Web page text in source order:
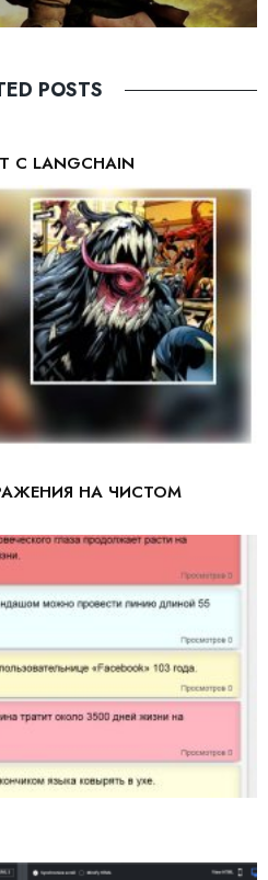
POSTS
С LANGCHAIN
НА ЧИСТОМ